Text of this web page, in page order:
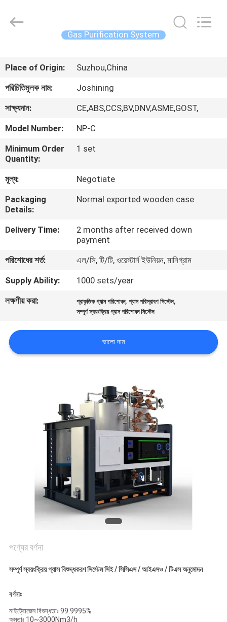
পণ্য
ভ্রমণ
নিয়ন্ত্রণ
সাথে
যোগাযোগ
খবর
NEWS
সাইট
গোপনীয়তা
নীতি
Technology
Co.,Ltd.
Gas Purification System
Place of Origin:
Suzhou,China
পরিচিতিমুলক নাম:
Joshining
সাক্ষ্যদান:
CE,ABS,CCS,BV,DNV,ASME,GOST,
Model Number:
NP-C
Minimum Order
Quantity:
1 set
মূল্য:
Negotiate
Packaging
Details:
Normal exported wooden case
Delivery Time:
2 months after received down
payment
পরিশোধের শর্ত:
এল/সি, টি/টি, ওয়েস্টার্ন ইউনিয়ন, মানিগ্রাম
Supply Ability:
1000 sets/year
লক্ষণীয় করা:
প্রাকৃতিক গ্যাস পরিশোধন,গ্যাস পরিস্রাবণ সিস্টেম,
সম্পূর্ণ স্বয়ংক্রিয় গ্যাস পরিশোধন সিস্টেম
ভালো দাম
পণ্যের বর্ণনা
সম্পূর্ণ স্বয়ংক্রিয় গ্যাস বিশুদ্ধকরণ সিস্টেম সিই / সিসিএস / আইএসও / টিএস অনুমোদন
বর্ণনাঃ
নাইট্রোজেন বিশুদ্ধতাঃ 99.9995%
ক্ষমতাঃ 10~3000Nm3/h